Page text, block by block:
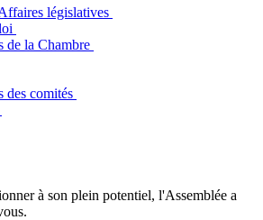
législatives
de la Chambre
des comités
à son plein potentiel, l'Assemblée a